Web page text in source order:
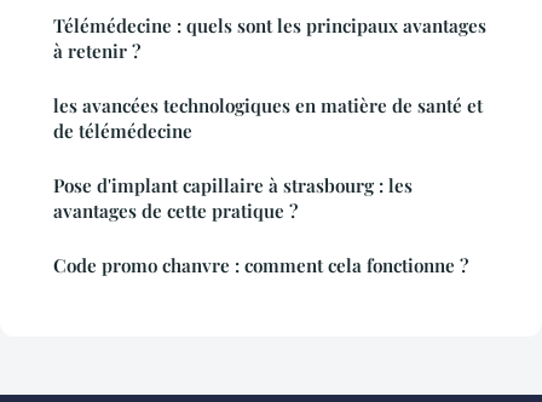
Télémédecine : quels sont les principaux avantages
à retenir ?
les avancées technologiques en matière de santé et
de télémédecine
Pose d'implant capillaire à strasbourg : les
avantages de cette pratique ?
Code promo chanvre : comment cela fonctionne ?